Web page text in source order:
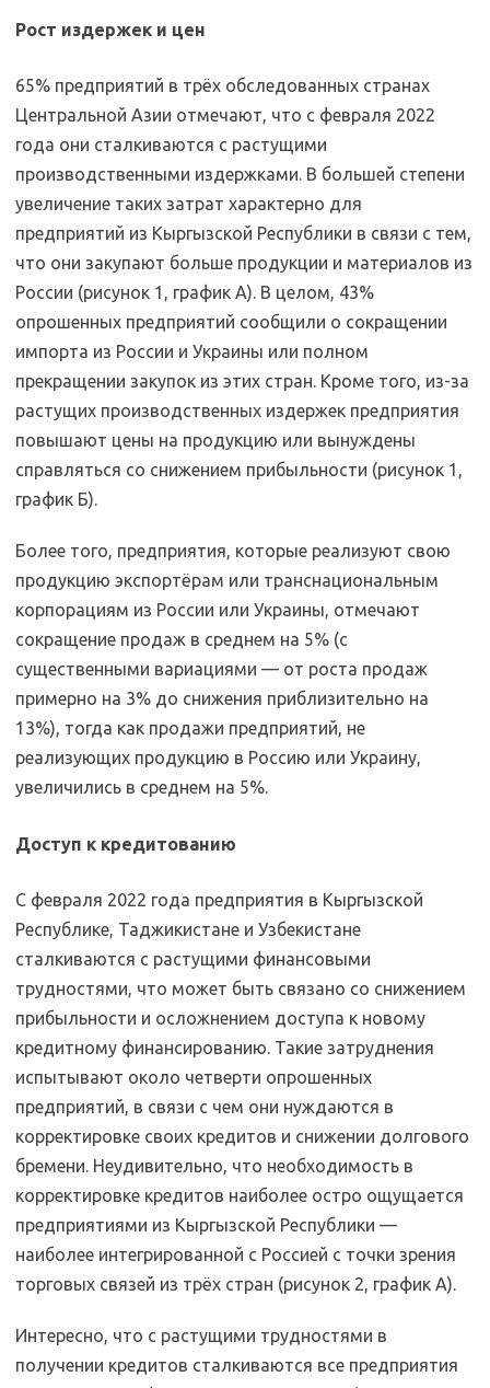
Рост издержек и цен
65% предприятий в трёх обследованных странах
Центральной Азии отмечают, что с февраля 2022
года они сталкиваются с растущими
производственными издержками. В большей степени
увеличение таких затрат характерно для
предприятий из Кыргызской Республики в связи с тем,
что они закупают больше продукции и материалов из
России (рисунок 1, график А). В целом, 43%
опрошенных предприятий сообщили о сокращении
импорта из России и Украины или полном
прекращении закупок из этих стран. Кроме того, из-за
растущих производственных издержек предприятия
повышают цены на продукцию или вынуждены
справляться со снижением прибыльности (рисунок 1,
график Б).
Более того, предприятия, которые реализуют свою
продукцию экспортёрам или транснациональным
корпорациям из России или Украины, отмечают
сокращение продаж в среднем на 5% (с
существенными вариациями — от роста продаж
примерно на 3% до снижения приблизительно на
13%), тогда как продажи предприятий, не
реализующих продукцию в Россию или Украину,
увеличились в среднем на 5%.
Доступ к кредитованию
С февраля 2022 года предприятия в Кыргызской
Республике, Таджикистане и Узбекистане
сталкиваются с растущими финансовыми
трудностями, что может быть связано со снижением
прибыльности и осложнением доступа к новому
кредитному финансированию. Такие затруднения
испытывают около четверти опрошенных
предприятий, в связи с чем они нуждаются в
корректировке своих кредитов и снижении долгового
бремени. Неудивительно, что необходимость в
корректировке кредитов наиболее остро ощущается
предприятиями из Кыргызской Республики —
наиболее интегрированной с Россией с точки зрения
торговых связей из трёх стран (рисунок 2, график А).
Интересно, что с растущими трудностями в
получении кредитов сталкиваются все предприятия